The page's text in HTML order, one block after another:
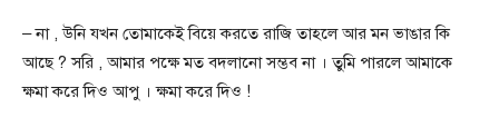
– না , উনি যখন তোমাকেই বিয়ে করতে রাজি তাহলে আর মন ভাঙার কি
আছে ? সরি , আমার পক্ষে মত বদলানো সম্ভব না । তুমি পারলে আমাকে
ক্ষমা করে দিও আপু । ক্ষমা করে দিও !